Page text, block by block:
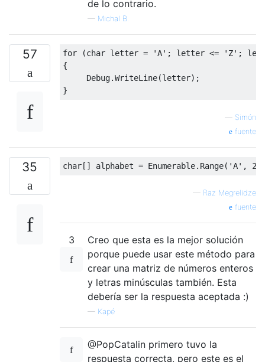
de lo contrario.
— Michal B.
57 for (char letter = 'A' ; letter <= 'Z' ;
{
Debug.WriteLine(letter);
}
— Simón
fuente
35 char[] alphabet = Enumerable. Range( 'A' , 26
— Raz Megrelidze
fuente
3
Creo que esta es la mejor solución
porque puede usar este método para
crear una matriz de números enteros
y letras minúsculas también. Esta
debería ser la respuesta aceptada :)
— Kapé
@PopCatalin primero tuvo la
respuesta correcta, pero este es el